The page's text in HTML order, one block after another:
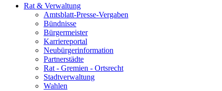
Rat & Verwaltung
Amtsblatt-Presse-Vergaben
Bündnisse
Bürgermeister
Karriereportal
Neubürgerinformation
Partnerstädte
Rat - Gremien - Ortsrecht
Stadtverwaltung
Wahlen